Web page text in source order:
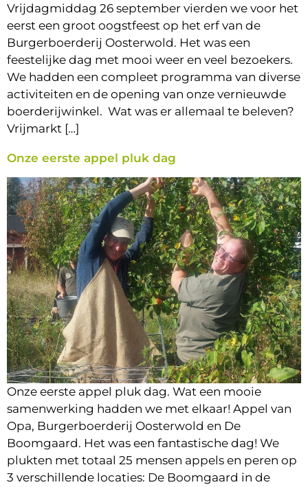
Vrijdagmiddag 26 september vierden we voor het
eerst een groot oogstfeest op het erf van de
Burgerboerderij Oosterwold. Het was een
feestelijke dag met mooi weer en veel bezoekers.
We hadden een compleet programma van diverse
activiteiten en de opening van onze vernieuwde
boerderijwinkel. Wat was er allemaal te beleven?
Vrijmarkt […]
Onze eerste appel pluk dag
Onze eerste appel pluk dag. Wat een mooie
samenwerking hadden we met elkaar! Appel van
Opa, Burgerboerderij Oosterwold en De
Boomgaard. Het was een fantastische dag! We
plukten met totaal 25 mensen appels en peren op
3 verschillende locaties: De Boomgaard in de